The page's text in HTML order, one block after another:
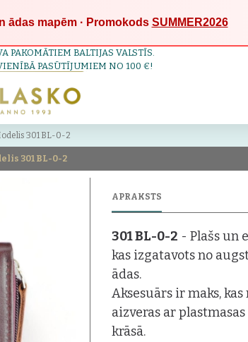
ādas mapēm · Promokods SUMMER2026
PAKOMĀTIEM BALTIJAS VALSTĪS.
PASŪTĪJUMIEM NO 100 €!
301 BL-0-2
301 BL-0-2
APRAKSTS
301 BL-0-2 - Plašs un
kas izgatavots no
ādas.
Aksesuārs ir maks,
aizveras ar
krāsā.